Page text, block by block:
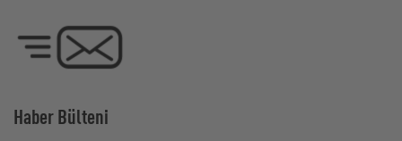
Haber Bülteni